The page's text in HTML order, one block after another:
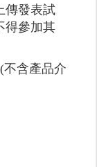
傳發表試
得參加其
不含產品介